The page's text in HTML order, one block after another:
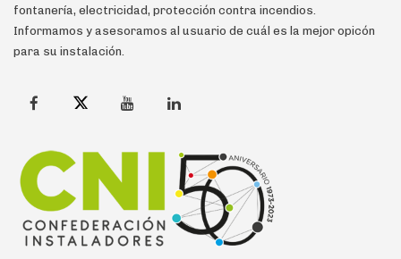
fontanería, electricidad, protección contra incendios.
Informamos y asesoramos al usuario de cuál es la mejor opicón
para su instalación.